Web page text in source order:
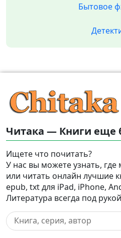
Бытовое
Читака — Книги еще
Ищете что почитать?
У нас вы можете узнать, где
или читать онлайн лучшие
epub, txt для iPad, iPhone,
Литература всегда под